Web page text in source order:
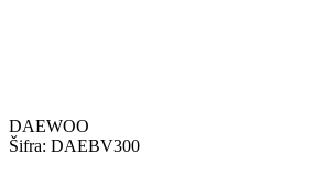
DAEWOO
Šifra: DAEBV300